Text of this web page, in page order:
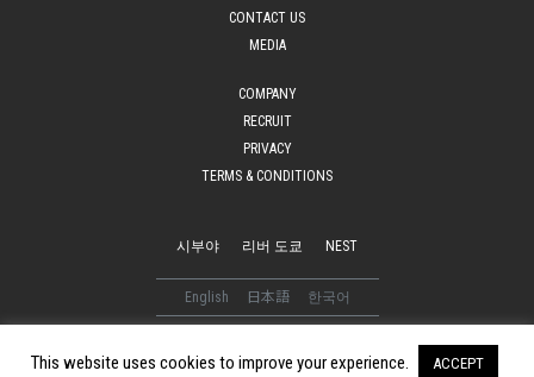
CONTACT US
MEDIA
COMPANY
RECRUIT
PRIVACY
TERMS & CONDITIONS
시부야 리버 도쿄 NEST
English 日本語 한국어
© 2016-2026 WISE OWL HOSTELS. All Rights Reserved
This website uses cookies to improve your experience. ACCEPT